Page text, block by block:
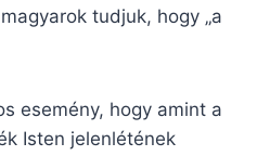
tudjuk, hogy „a
esemény, hogy amint a
Isten jelenlétének